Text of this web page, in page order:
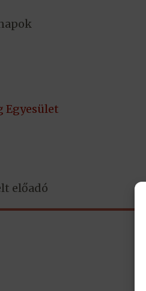
Egyesület
előadó